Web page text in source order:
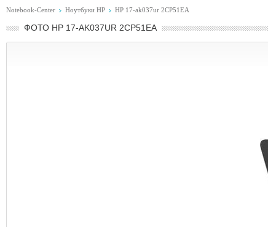
Notebook-Center Ноутбуки HP HP 17-ak037ur 2CP51EA
ФОТО HP 17-AK037UR 2CP51EA